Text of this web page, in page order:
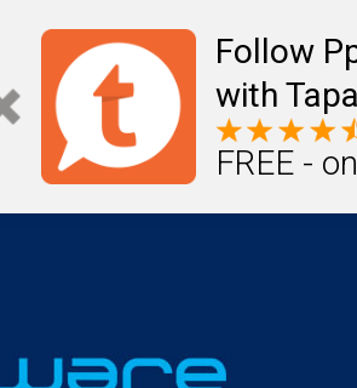
Follow
with
FREE -